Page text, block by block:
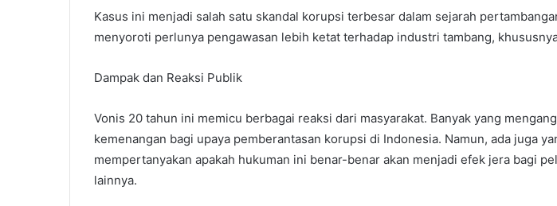
Kasus ini menjadi salah satu skandal korupsi terbesar dalam sejarah
menyoroti perlunya pengawasan lebih ketat terhadap industri tambang,
Dampak dan Reaksi Publik
Vonis 20 tahun ini memicu berbagai reaksi dari masyarakat. Banyak yang
kemenangan bagi upaya pemberantasan korupsi di Indonesia. Namun, ada juga
mempertanyakan apakah hukuman ini benar-benar akan menjadi efek jera bagi
lainnya.